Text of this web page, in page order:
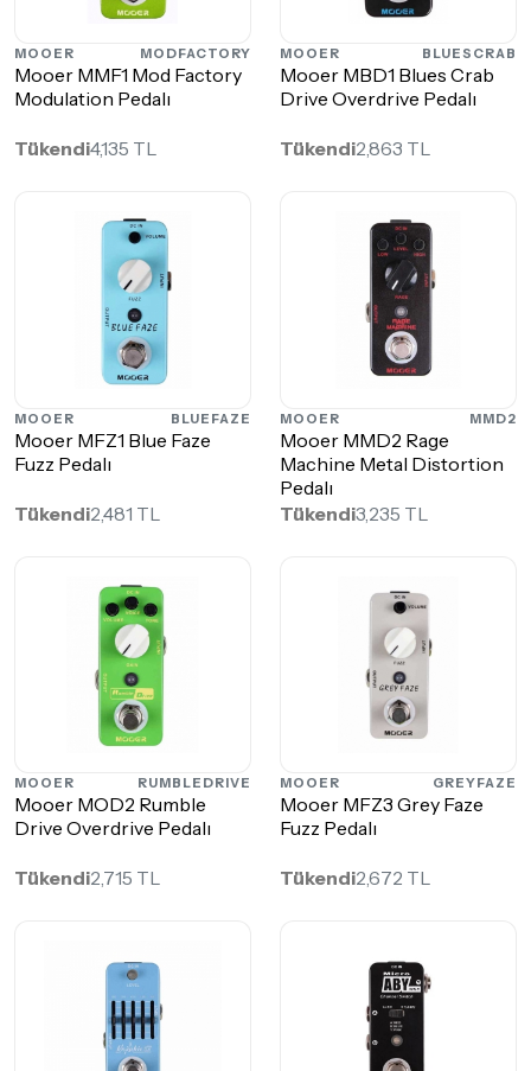
MOOER MODFACTORY
Mooer MMF1 Mod Factory
Modulation Pedalı
Tükendi4,135 TL
MOOER BLUESCRAB
Mooer MBD1 Blues Crab
Drive Overdrive Pedalı
Tükendi2,863 TL
MOOER BLUEFAZE
Mooer MFZ1 Blue Faze
Fuzz Pedalı
Tükendi2,481 TL
MOOER MMD2
Mooer MMD2 Rage
Machine Metal Distortion
Pedalı
Tükendi3,235 TL
MOOER RUMBLEDRIVE
Mooer MOD2 Rumble
Drive Overdrive Pedalı
Tükendi2,715 TL
MOOER GREYFAZE
Mooer MFZ3 Grey Faze
Fuzz Pedalı
Tükendi2,672 TL